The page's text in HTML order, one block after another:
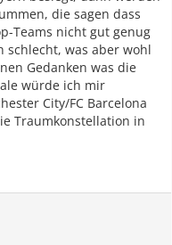
die sagen dass
Teams nicht gut genug
schlecht, was aber wohl
Gedanken was die
würde ich mir
City/FC Barcelona
Traumkonstellation in